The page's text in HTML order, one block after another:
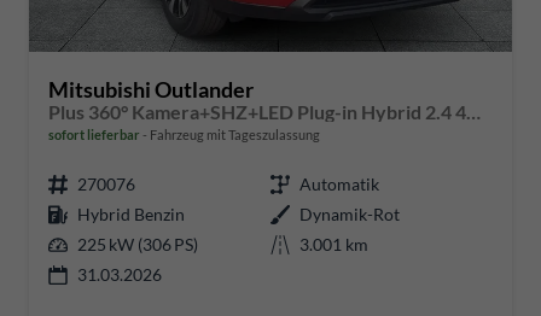
Mitsubishi Outlander
sofort lieferbar Fahrzeug mit Tageszulassung
270076
Automatik
Hybrid Benzin
Dynamik-Rot
225 kW (306 PS)
3.001 km
31.03.2026